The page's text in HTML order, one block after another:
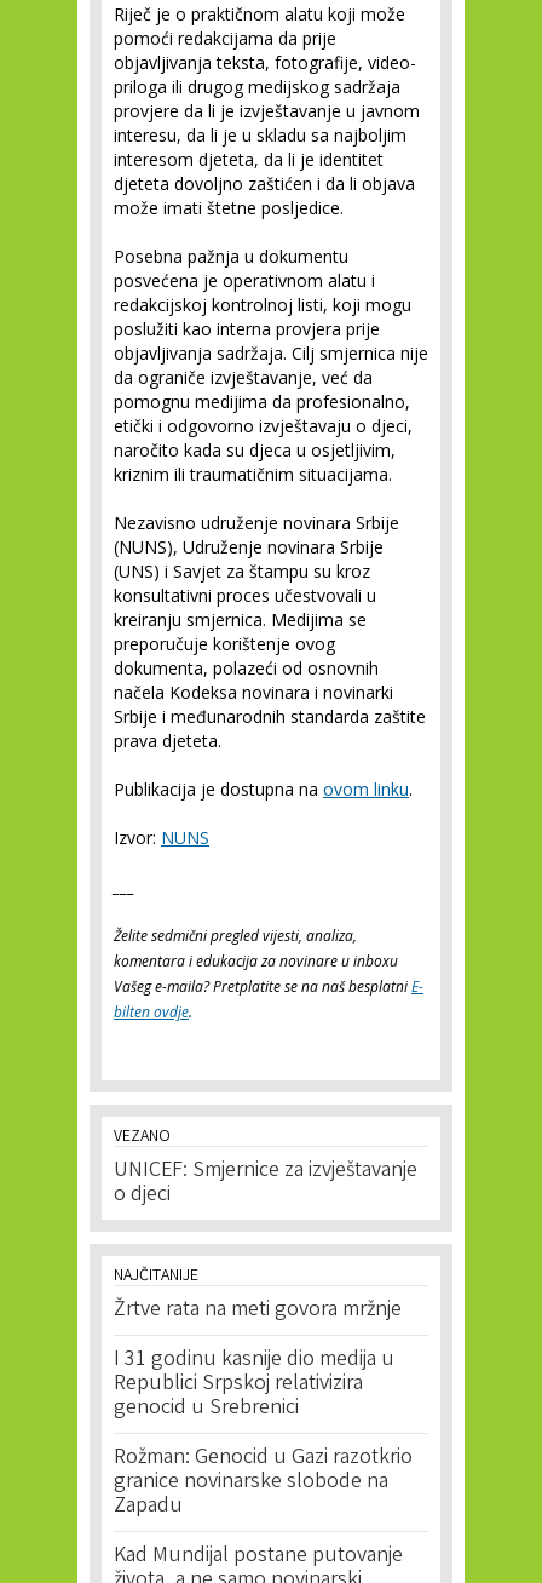
Riječ je o praktičnom alatu koji može
pomoći redakcijama da prije
objavljivanja teksta, fotografije, video-
priloga ili drugog medijskog sadržaja
provjere da li je izvještavanje u javnom
interesu, da li je u skladu sa najboljim
interesom djeteta, da li je identitet
djeteta dovoljno zaštićen i da li objava
može imati štetne posljedice.
Posebna pažnja u dokumentu
posvećena je operativnom alatu i
redakcijskoj kontrolnoj listi, koji mogu
poslužiti kao interna provjera prije
objavljivanja sadržaja. Cilj smjernica nije
da ograniče izvještavanje, već da
pomognu medijima da profesionalno,
etički i odgovorno izvještavaju o djeci,
naročito kada su djeca u osjetljivim,
kriznim ili traumatičnim situacijama.
Nezavisno udruženje novinara Srbije
(NUNS), Udruženje novinara Srbije
(UNS) i Savjet za štampu su kroz
konsultativni proces učestvovali u
kreiranju smjernica. Medijima se
preporučuje korištenje ovog
dokumenta, polazeći od osnovnih
načela Kodeksa novinara i novinarki
Srbije i međunarodnih standarda zaštite
prava djeteta.
Publikacija je dostupna na ovom linku.
Izvor: NUNS
Želite sedmični pregled vijesti, analiza,
komentara i edukacija za novinare u inboxu
Vašeg e-maila? Pretplatite se na naš besplatniE-
bilten ovdje.
VEZANO
UNICEF: Smjernice za izvještavanje
o djeci
NAJČITANIJE
Žrtve rata na meti govora mržnje
I 31 godinu kasnije dio medija u
Republici Srpskoj relativizira
genocid u Srebrenici
Rožman: Genocid u Gazi razotkrio
granice novinarske slobode na
Zapadu
Kad Mundijal postane putovanje